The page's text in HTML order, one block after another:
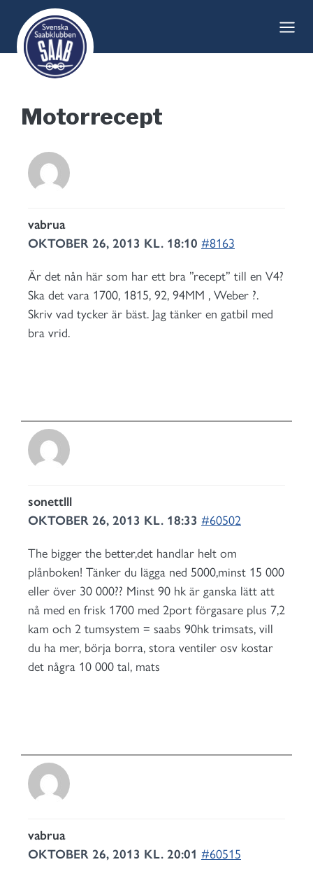
content
Motorrecept
vabrua
OKTOBER 26, 2013 KL. 18:10 #8163
Är det nån här som har ett bra ”recept” till en V4?
Ska det vara 1700, 1815, 92, 94MM , Weber ?.
Skriv vad tycker är bäst. Jag tänker en gatbil med
bra vrid.
sonettlll
OKTOBER 26, 2013 KL. 18:33 #60502
The bigger the better,det handlar helt om
plånboken! Tänker du lägga ned 5000,minst 15 000
eller över 30 000?? Minst 90 hk är ganska lätt att
nå med en frisk 1700 med 2port förgasare plus 7,2
kam och 2 tumsystem = saabs 90hk trimsats, vill
du ha mer, börja borra, stora ventiler osv kostar
det några 10 000 tal, mats
vabrua
OKTOBER 26, 2013 KL. 20:01 #60515